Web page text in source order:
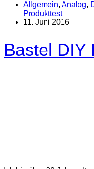
Allgemein, Analog,
Produkttest
11. Juni 2016
Bastel DIY